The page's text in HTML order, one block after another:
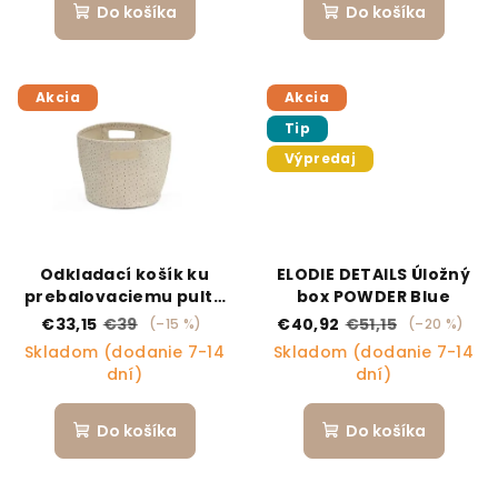
Do košíka Do košíka
Akcia
Odkladací košík ku
prebalovaciemu pultu
STOKKE® Sleepi™
€33,15 €39 (–15 %)
Skladom (dodanie 7-14
dní)
Do košíka
Akcia
Tip
Výpredaj
ELODIE DETAILS Úložný
box POWDER Blue
€40,92 €51,15 (–20 %)
Skladom (dodanie 7-14
dní)
Do košíka